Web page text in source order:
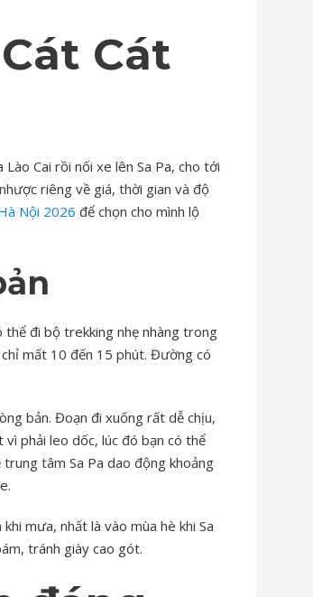
Cát
Cai rồi nối xe lên Sa Pa, cho tới
riêng về giá, thời gian và độ
Nội 2026 để chọn cho mình lộ
thể đi bộ trekking nhẹ nhàng trong
mất 10 đến 15 phút. Đường có
bản. Đoạn đi xuống rất dễ chịu,
vì phải leo dốc, lúc đó bạn có thể
tâm Sa Pa dao động khoảng
mưa, nhất là vào mùa hè khi Sa
tránh giày cao gót.